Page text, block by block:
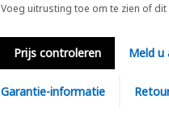
Voeg uitrusting toe om te zien of
Prijs controleren Meld u
Garantie-informatie